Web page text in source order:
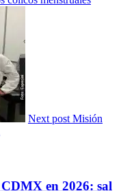
Next post Misión
en 2026: sal